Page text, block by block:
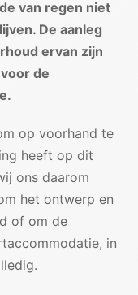
van regen niet
De aanleg
ervan zijn
de
op voorhand te
heeft op dit
ons daarom
het ontwerp en
of om de
in